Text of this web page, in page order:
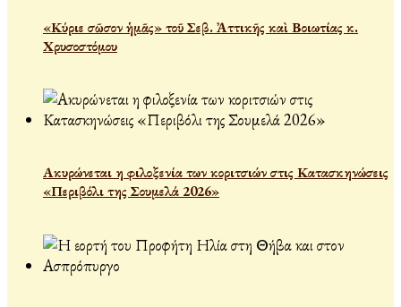
«Κύριε σῶσον ἡμᾶς» τοῦ Σεβ. Ἀττικῆς καὶ Βοιωτίας κ.
Χρυσοστόμου
Ακυρώνεται η φιλοξενία των κοριτσιών στις Κατασκηνώσεις
«Περιβόλι της Σουμελά 2026»